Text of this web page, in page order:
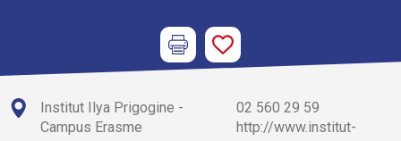
Institut Ilya Prigogine -
Campus Erasme
02 560 29 59
http://www.institut-